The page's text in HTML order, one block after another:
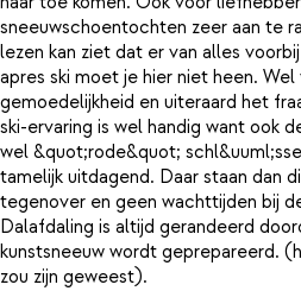
sneeuwschoentochten zeer aan te
lezen kan ziet dat er van alles
apres ski moet je hier niet heen. Wel
gemoedelijkheid en uiteraard het
ski-ervaring is wel handig want ook
wel &quot;rode&quot;
tamelijk uitdagend. Daar staan dan
tegenover en geen wachttijden bij
Dalafdaling is altijd gerandeerd
kunstsneeuw wordt geprepareerd.
zou zijn geweest).